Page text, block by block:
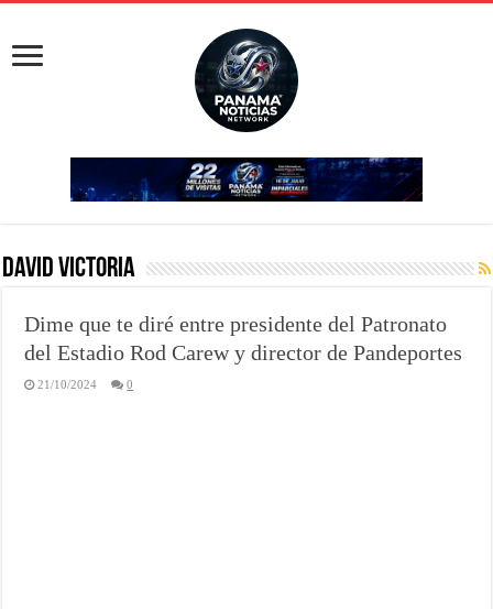
David Victoria
Dime que te diré entre presidente del Patronato
del Estadio Rod Carew y director de Pandeportes
21/10/2024 0